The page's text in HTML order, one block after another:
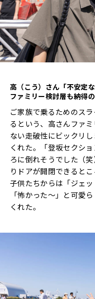
高（こう）さん「不安定
ファミリー検討層も納得
ご家族で乗るためのス
るという、高さんファ
ない走破性にビックリ
くれた。「登坂セクシ
ろに倒れそうでした（
りドアが開閉できると
子供たちからは「ジェッ
「怖かった～」と可愛
くれた。